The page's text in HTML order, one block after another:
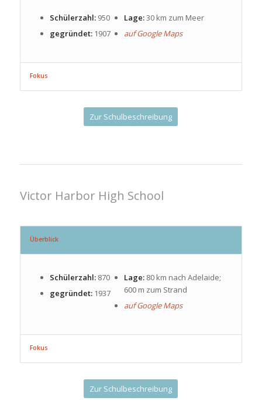
Schülerzahl:950
gegründet:1907
Lage:30 km zum Meer
auf Google Maps
Fokus
Zur Schulbeschreibung
Victor Harbor High School
Überblick
Schülerzahl:870
gegründet:1937
Lage: 80 km nach Adelaide;
600 m zum Strand
auf Google Maps
Fokus
Zur Schulbeschreibung